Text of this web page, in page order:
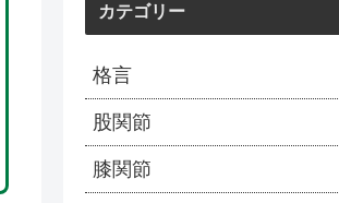
カテゴリー
格言
股関節
膝関節